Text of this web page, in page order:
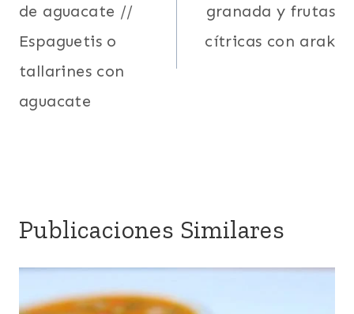
entradas
de aguacate //
Espaguetis o
tallarines con
aguacate
granada y frutas
cítricas con arak
Publicaciones Similares